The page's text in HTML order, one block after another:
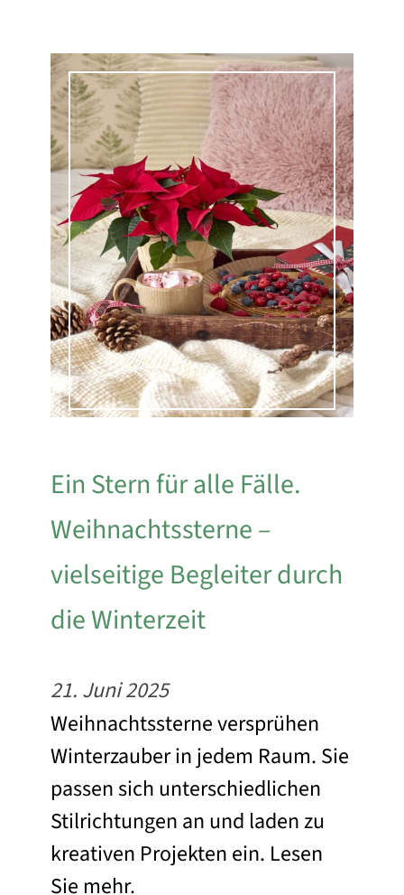
Ein Stern für alle Fälle.
Weihnachtssterne –
vielseitige Begleiter durch
die Winterzeit
21. Juni 2025
Weihnachtssterne versprühen
Winterzauber in jedem Raum. Sie
passen sich unterschiedlichen
Stilrichtungen an und laden zu
kreativen Projekten ein. Lesen
Sie mehr.